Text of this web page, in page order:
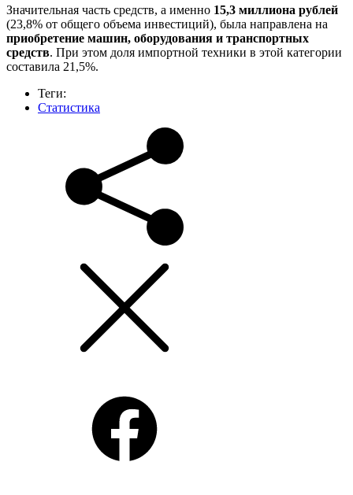
Значительная часть средств, а именно 15,3 миллиона рублей
(23,8% от общего объема инвестиций), была направлена на
приобретение машин, оборудования и транспортных
средств. При этом доля импортной техники в этой категории
составила 21,5%.
Теги:
Статистика